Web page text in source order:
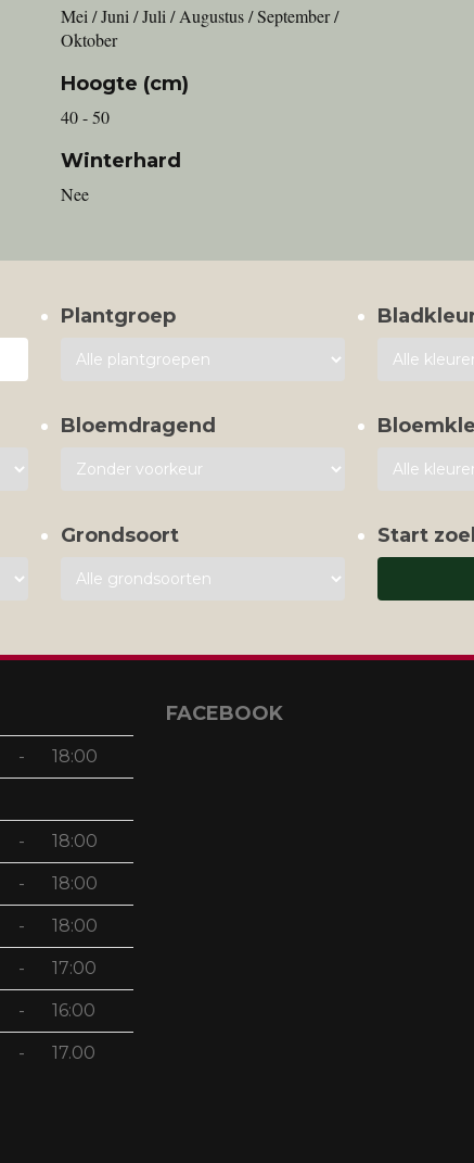
Mei / Juni / Juli / Augustus / September /
Oktober
Hoogte (cm)
40 - 50
Winterhard
Nee
Plantgroep
Bloemdragend
Grondsoort Start
- 18:00
- 18:00
- 18:00
- 18:00
- 17:00
- 16:00
- 17.00
FACEBOOK